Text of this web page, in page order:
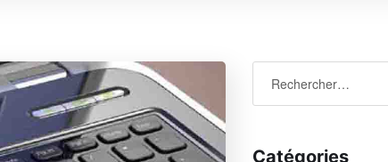
Catégories